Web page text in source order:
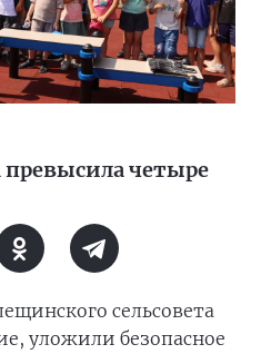
четыре
сельсовета
уложили безопасное